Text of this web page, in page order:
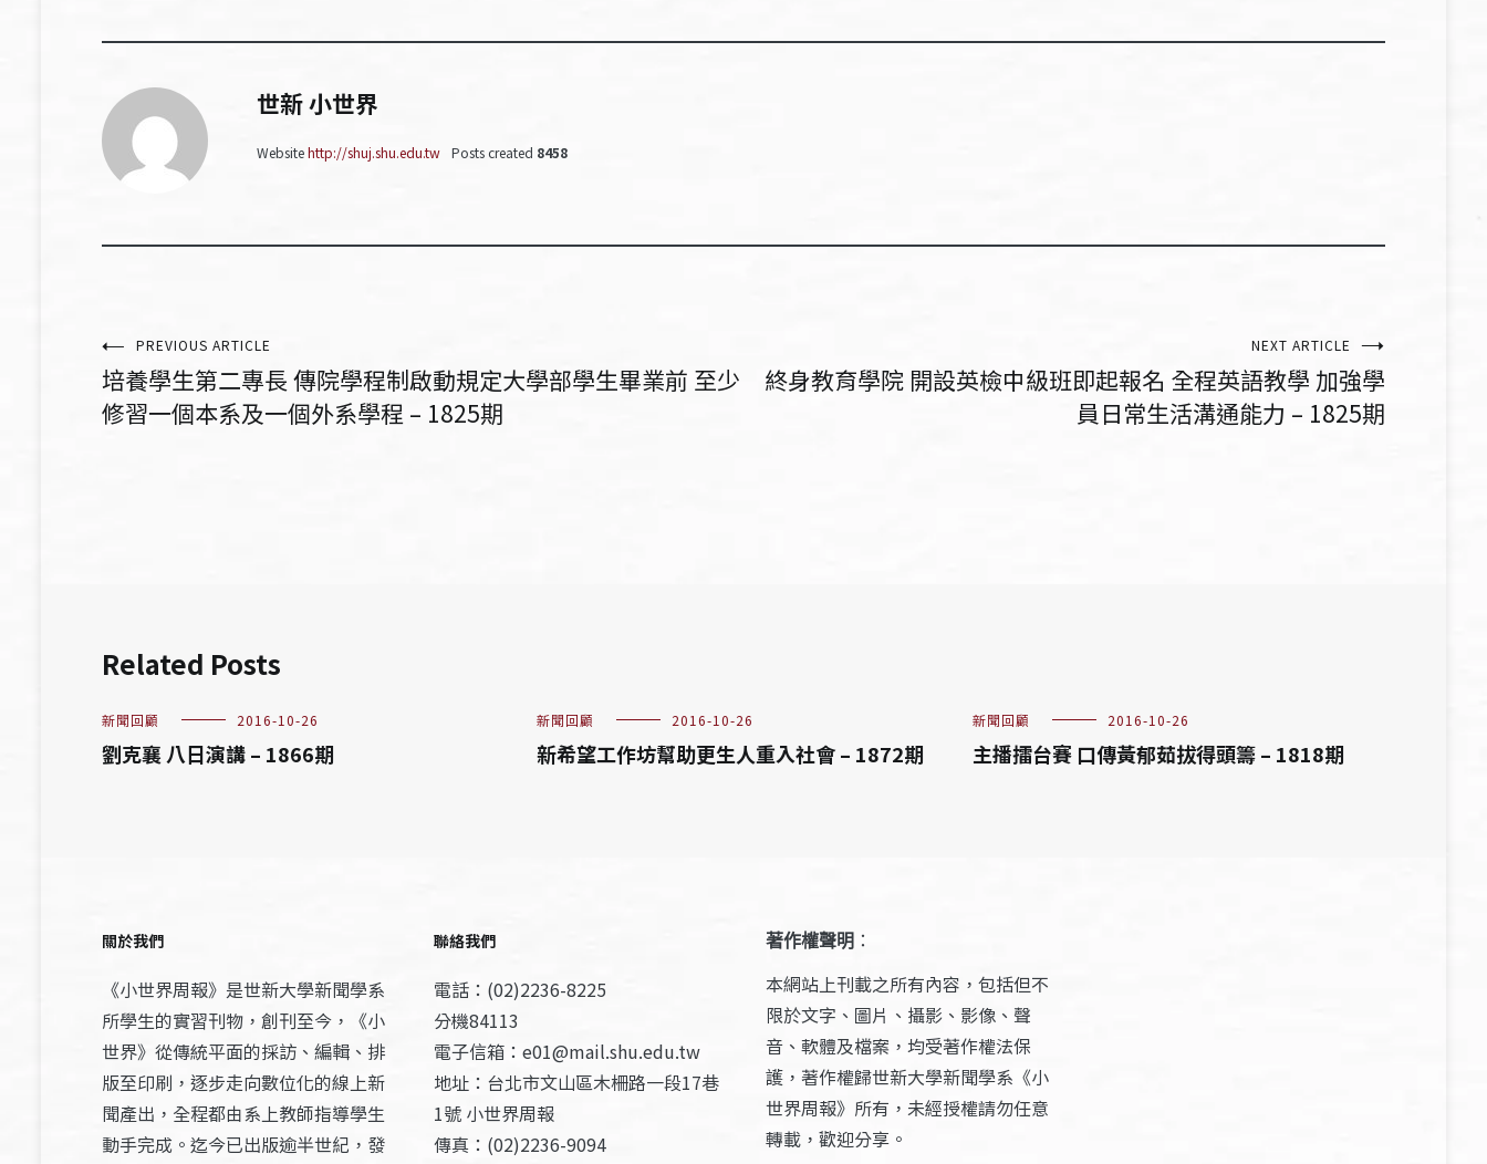
世新 小世界
Websitehttp://shuj.shu.edu.tw Posts created 8458
文
章
PREVIOUS ARTICLE
培養學生第二專長 傳院學程制啟動規定大學部學生畢業前 至少
修習一個本系及一個外系學程 – 1825期
NEXT ARTICLE
終身教育學院 開設英檢中級班即起報名 全程英語教學 加強學
員日常生活溝通能力 – 1825期
Related Posts
新聞回顧 2016-10-26
劉克襄 八日演講 – 1866期
新聞回顧 2016-10-26
新希望工作坊幫助更生人重入社會 – 1872期
新聞回顧 2016-10-26
主播擂台賽 口傳黃郁茹拔得頭籌 – 1818期
關於我們
《小世界周報》是世新大學新聞學系
所學生的實習刊物，創刊至今，《小
世界》從傳統平面的採訪、編輯、排
版至印刷，逐步走向數位化的線上新
聞產出，全程都由系上教師指導學生
動手完成。迄今已出版逾半世紀，發
聯絡我們
電話：(02)2236-8225
分機84113
電子信箱：e01@mail.shu.edu.tw
地址：台北市文山區木柵路一段17巷
1號 小世界周報
傳真：(02)2236-9094
著作權聲明 ：
本網站上刊載之所有內容，包括但不
限於文字、圖片、攝影、影像、聲
音、軟體及檔案，均受著作權法保
護，著作權歸世新大學新聞學系《小
世界周報》所有，未經授權請勿任意
轉載，歡迎分享。